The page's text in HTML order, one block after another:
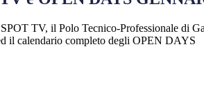
TV, il Polo Tecnico-Professionale di
il calendario completo degli OPEN DAYS